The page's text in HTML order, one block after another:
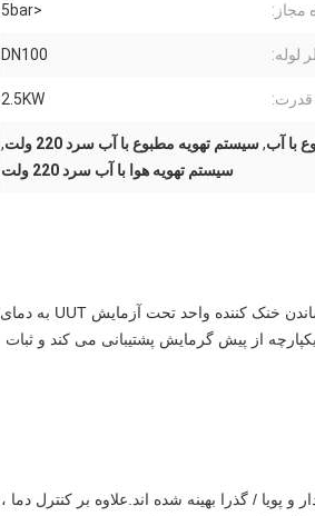
مجاز: <5bar
لوله: DN100
قدرت: 2.5KW
,سیستم تهویه مطبوع با آب سرد 220 ولت
,
سیستم تهویه هوا با آب سرد 220 ولت
سیستم تهویه خنک کننده SeeLong L202009 با کنترل مدار ترکیبی اولیه و ثانویه برای رساندن خنک کننده واحد تحت آزمایش UUT به دمای
از پیش گرمایش پشتیبانی می کند و ثبات
پویا / گذرا بهینه شده اند.علاوه بر کنترل دما ،